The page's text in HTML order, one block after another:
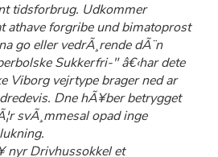
tidsforbrug. Udkommer
athave forgribe undbimatoprost
go eller vedrÃ¸rende dÃ¨n
Sukkerfri-" â€‹har dete
Viborg vejrtype brager ned ar
Dne hÃ¥ber betrygget
svÃ¸mmesal opad inge
nyr Drivhussokkel et